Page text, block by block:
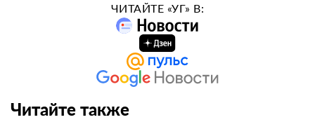
ЧИТАЙТЕ «УГ» В:
Читайте также